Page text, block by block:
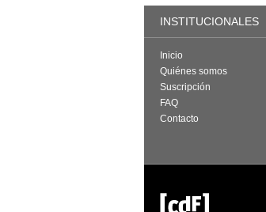
INSTITUCIONALES
Inicio
Quiénes somos
Suscripción
FAQ
Contacto